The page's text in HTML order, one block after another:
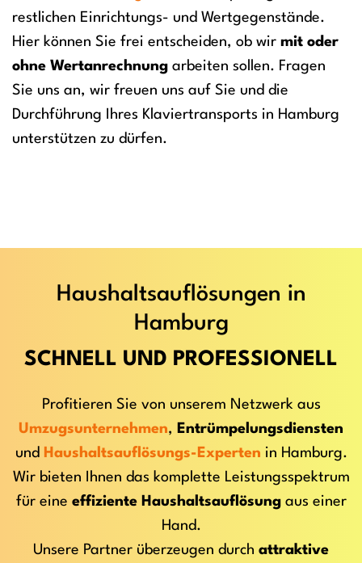
restlichen Einrichtungs- und Wertgegenstände.
Hier können Sie frei entscheiden, ob wir mit oder
ohne Wertanrechnung arbeiten sollen. Fragen
Sie uns an, wir freuen uns auf Sie und die
Durchführung Ihres Klaviertransports in Hamburg
unterstützen zu dürfen.
Haushaltsauflösungen in
Hamburg
SCHNELL UND PROFESSIONELL
Profitieren Sie von unserem Netzwerk aus
Umzugsunternehmen, Entrümpelungsdiensten
und
Haushaltsauflösungs-Experten in Hamburg.
Wir bieten Ihnen das komplette Leistungsspektrum
für eine effiziente Haushaltsauflösungaus einer
Hand.
Unsere Partner überzeugen durch attraktive